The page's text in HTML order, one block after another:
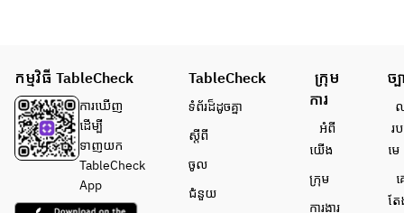
កម្មវិធី TableCheck
ការ​ឃើញ
ដើម្បី​
ទាញយក
TableCheck
App
TableCheck
ទំព័រ​ដ៏ដូចគ្នា
ស្តីពី
ចូល
ជំនួយ
ក្រុម
ការ
អំពី​
យើង
ក្រុម
ការងារ
ច្
រ
មេ
តែ